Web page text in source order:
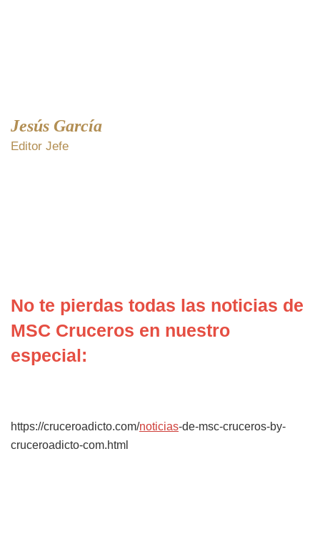
Jesús García
Editor Jefe
No te pierdas todas las noticias de
MSC Cruceros en nuestro
especial:
https://cruceroadicto.com/noticias-de-msc-cruceros-by-
cruceroadicto-com.html